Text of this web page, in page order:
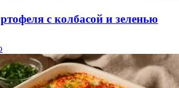
с колбасой и зеленью